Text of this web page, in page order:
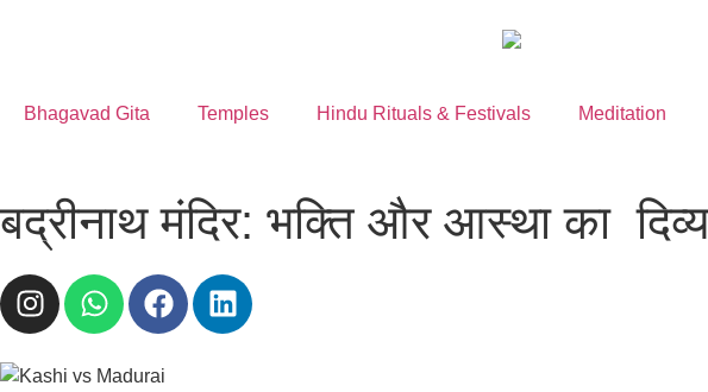
Bhagavad Gita Temples Hindu Rituals & Festivals Meditation
बद्रीनाथ मंदिर: भक्ति और आस्था का